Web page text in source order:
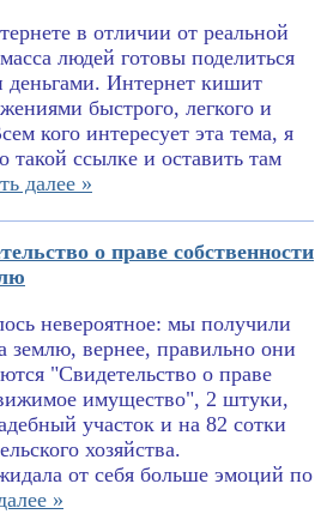
в отличии от реальной
людей готовы поделиться
деньгами. Интернет кишит
быстрого, легкого и
кого интересует эта тема, я
такой ссылке и оставить там
далее »
о праве собственности
невероятное: мы получили
землю, вернее, правильно они
"Свидетельство о праве
имущество", 2 штуки,
участок и на 82 сотки
хозяйства.
от себя больше эмоций по
»